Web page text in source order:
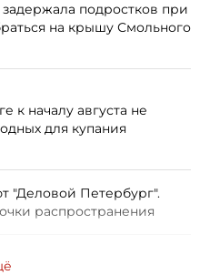
подростков при
на крышу Смольного
к началу августа не
для купания
"Деловой Петербург".
распространения